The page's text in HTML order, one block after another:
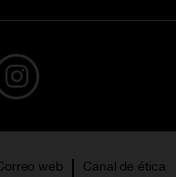
web Canal de ética